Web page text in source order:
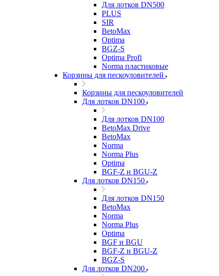
Для лотков DN500
PLUS
SIR
BetoMax
Optima
BGZ-S
Optima Profi
Norma пластиковые
Корзины для пескоуловителей
Корзины для пескоуловителей
Для лотков DN100
Для лотков DN100
BetoMax Drive
BetoMax
Norma
Norma Plus
Optima
BGF-Z и BGU-Z
Для лотков DN150
Для лотков DN150
BetoMax
Norma
Norma Plus
Optima
BGF и BGU
BGF-Z и BGU-Z
BGZ-S
Для лотков DN200